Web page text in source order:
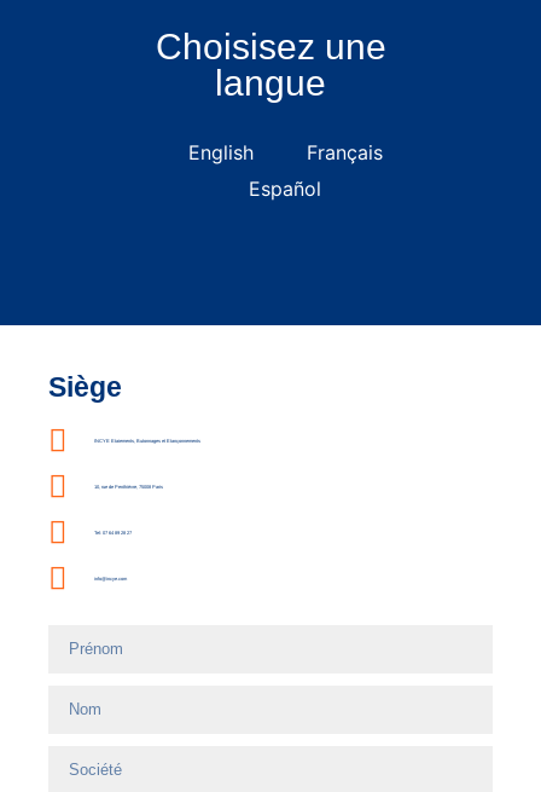
Choisisez une
langue
English
Français
Español
Siège
INCYE Etaiements, Butonnages et Etançonnements
10, rue de Penthièvre, 75008 Paris
Tel: 07 64 89 28 27
info@incye.com